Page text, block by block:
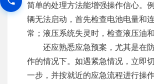
简单的处理方法能增强操作信心。
辆无法启动，首先检查电池电量和
常；液压系统失灵时，检查液压油和
还应熟悉应急预案，尤其是在
作的情况下。如遇紧急情况，立即
一步，并按就近的应急流程进行操